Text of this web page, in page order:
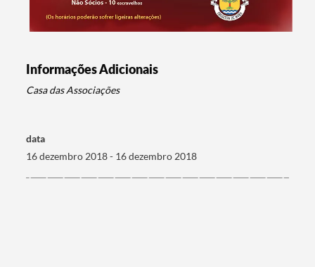
Termo de Pesquisa
Categorias gerais
Informações Adicionais
Casa das Associações
data
16 dezembro 2018 - 16 dezembro 2018